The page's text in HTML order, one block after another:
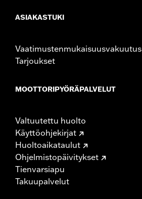
ASIAKASTUKI
Vaatimustenmukaisuusvakuutus
Tarjoukset
MOOTTORIPYÖRÄPALVELUT
Valtuutettu huolto
Käyttöohjekirjat
Huoltoaikataulut
Ohjelmistopäivitykset
Tienvarsiapu
Takuupalvelut